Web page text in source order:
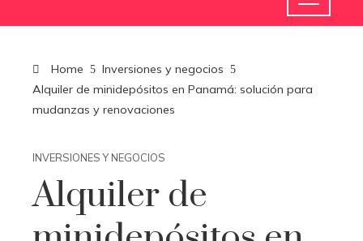
Home
Inversiones y negocios
Alquiler de minidepósitos en Panamá: solución para
mudanzas y renovaciones
INVERSIONES Y NEGOCIOS
Alquiler de